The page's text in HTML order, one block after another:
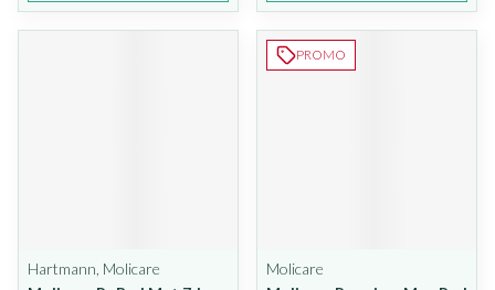
Hartmann, Molicare
PROMO
Molicare